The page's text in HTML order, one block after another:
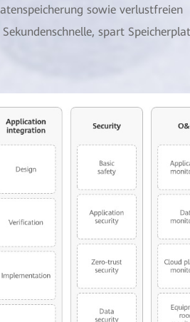
sowie verlustfreien
spart